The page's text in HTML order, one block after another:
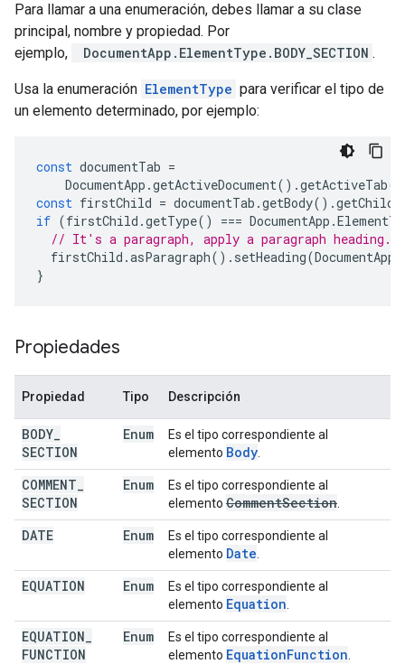
Para llamar a una enumeración, debes llamar a su clase
principal, nombre y propiedad. Por
ejemplo,
DocumentApp.ElementType.BODY_SECTION .
Usa la enumeración ElementType para verificar el tipo de
un elemento determinado, por ejemplo:
const documentTab =
DocumentApp .getActiveDocument().getActiveTab
const firstChild = documentTab .getBody().getChild
if (firstChild .getType() === DocumentApp .
// It's a paragraph, apply a paragraph heading.
firstChild .asParagraph(). setHeading(DocumentApp
}
Propiedades
Propiedad Tipo Descripción
BODY
SECTION
Enum
Es el tipo correspondiente al
elemento Body
COMMENT
SECTION
Enum
Es el tipo correspondiente al
elemento CommentSection
DATE Enum
Es el tipo correspondiente al
elemento Date
EQUATION Enum
Es el tipo correspondiente al
elemento Equation
EQUATION
FUNCTION
Enum
Es el tipo correspondiente al
elemento EquationFunction